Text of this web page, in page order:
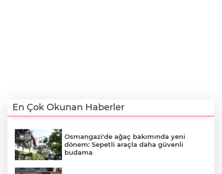
En Çok Okunan Haberler
Osmangazi'de ağaç bakımında yeni
dönem: Sepetli araçla daha güvenli
budama